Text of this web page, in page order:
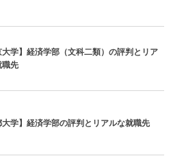
大学】経済学部（文科二類）の評判とリア
職先
大学】経済学部の評判とリアルな就職先